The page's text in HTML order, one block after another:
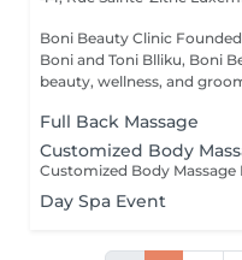
Boni Beauty Clinic Founded by husband-and-wife team Irena
Boni and Toni Blliku, Boni
beauty, wellness, and
Full Back Massage
Customized Body
Day Spa Event